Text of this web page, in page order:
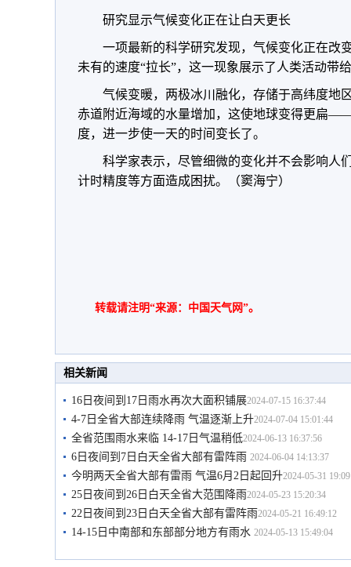
研究显示气候变化正在让白天更长
一项最新的科学研究发现，气候变化正在改
未有的速度“拉长”，这一现象展示了人类活动带
气候变暖，两极冰川融化，存储于高纬度地
赤道附近海域的水量增加，这使地球变得更扁
度，进一步使一天的时间变长了。
科学家表示，尽管细微的变化并不会影响人
计时精度等方面造成困扰。（窦海宁）
转载请注明“来源：中国天气网”。
相关新闻
16日夜间到17日雨水再次大面积铺展2024-07-15 16:37:44
4-7日全省大部连续降雨 气温逐渐上升2024-07-04 15:01:44
全省范围雨水来临 14-17日气温稍低2024-06-13 16:37:56
6日夜间到7日白天全省大部有雷阵雨 2024-06-04 14:13:37
今明两天全省大部有雷雨 气温6月2日起回升2024-05-31
25日夜间到26日白天全省大范围降雨2024-05-23 15:20:34
22日夜间到23日白天全省大部有雷阵雨2024-05-21 16:49:12
14-15日中南部和东部部分地方有雨水 2024-05-13 15:49:04